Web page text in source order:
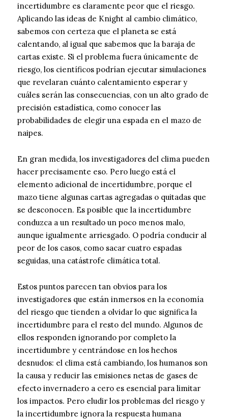
incertidumbre es claramente peor que el riesgo.
Aplicando las ideas de Knight al cambio climático,
sabemos con certeza que el planeta se está
calentando, al igual que sabemos que la baraja de
cartas existe. Si el problema fuera únicamente de
riesgo, los científicos podrían ejecutar simulaciones
que revelaran cuánto calentamiento esperar y
cuáles serán las consecuencias, con un alto grado de
precisión estadística, como conocer las
probabilidades de elegir una espada en el mazo de
naipes.
En gran medida, los investigadores del clima pueden
hacer precisamente eso. Pero luego está el
elemento adicional de incertidumbre, porque el
mazo tiene algunas cartas agregadas o quitadas que
se desconocen. Es posible que la incertidumbre
conduzca a un resultado un poco menos malo,
aunque igualmente arriesgado. O podría conducir al
peor de los casos, como sacar cuatro espadas
seguidas, una catástrofe climática total.
Estos puntos parecen tan obvios para los
investigadores que están inmersos en la economía
del riesgo que tienden a olvidar lo que significa la
incertidumbre para el resto del mundo. Algunos de
ellos responden ignorando por completo la
incertidumbre y centrándose en los hechos
desnudos: el clima está cambiando, los humanos son
la causa y reducir las emisiones netas de gases de
efecto invernadero a cero es esencial para limitar
los impactos. Pero eludir los problemas del riesgo y
la incertidumbre ignora la respuesta humana